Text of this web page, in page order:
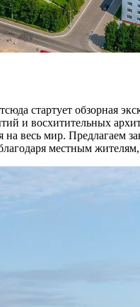
стартует обзорная
и восхитительных
весь мир. Предлагаем
местным жителям,